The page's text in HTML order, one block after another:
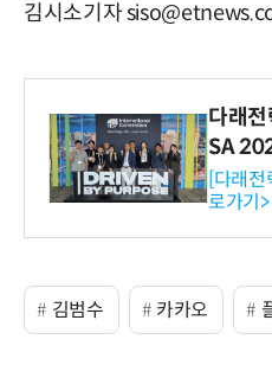
김시소기자
다래
SA
와의
-바이
보
[다래전
로가기>
김범수 카카오